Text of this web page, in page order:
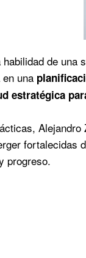
habilidad de una
una
estratégica
fortalecidas
progreso.